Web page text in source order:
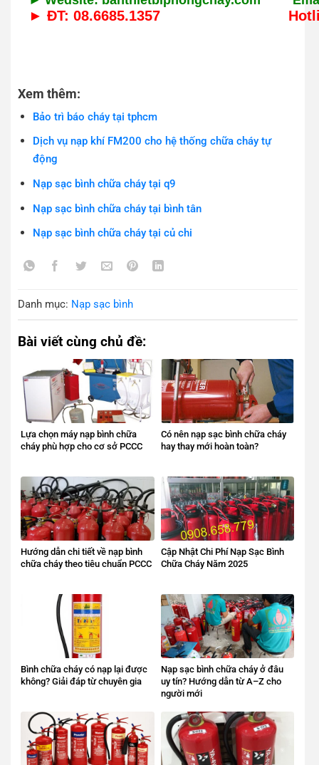
► ĐT: 08.6685.1357 Hotline:
Xem thêm:
Bảo trì báo cháy tại tphcm
Dịch vụ nạp khí FM200 cho hệ thống chữa cháy tự
động
Nạp sạc bình chữa cháy tại q9
Nạp sạc bình chữa cháy tại bình tân
Nạp sạc bình chữa cháy tại củ chi
Danh mục: Nạp sạc bình
Bài viết cùng chủ đề:
Lựa chọn máy nạp bình chữa
cháy phù hợp cho cơ sở PCCC
Có nên nạp sạc bình chữa cháy
hay thay mới hoàn toàn?
Hướng dẫn chi tiết về nạp bình
chữa cháy theo tiêu chuẩn PCCC
Cập Nhật Chi Phí Nạp Sạc Bình
Chữa Cháy Năm 2025
Bình chữa cháy có nạp lại được
không? Giải đáp từ chuyên gia
Nạp sạc bình chữa cháy ở đâu
uy tín? Hướng dẫn từ A–Z cho
người mới